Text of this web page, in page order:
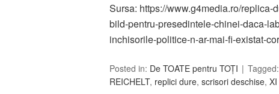
Sursa: https://www.g4media.ro/
bild-pentru-presedintele-chinei-daca-
inchisorile-politice-n-ar-mai-fi-existat-
Posted in: De TOATE pentru TOȚI Tagged:
REICHELT, replici dure, scrisori deschise,